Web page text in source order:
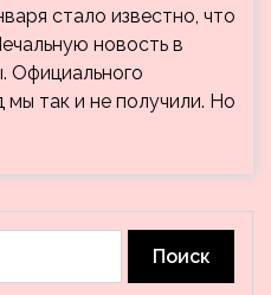
стало известно, что
новость в
Официального
так и не получили. Но